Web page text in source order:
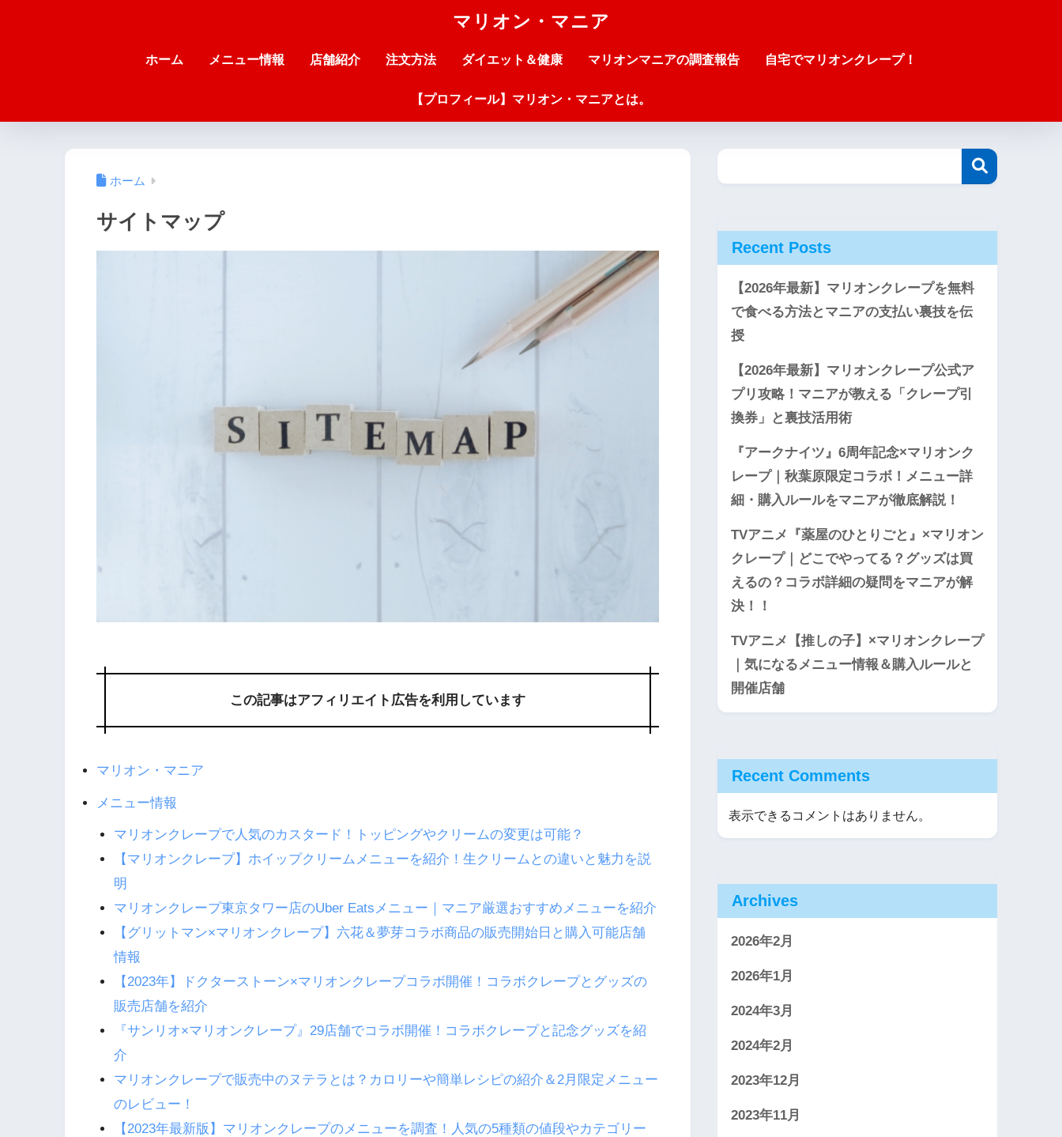
マリオン・マニア
ホーム メニュー情報 店舗紹介 注文方法 ダイエット＆健康 マリオンマニアの調査報告 自宅でマリオンクレープ！
【プロフィール】マリオン・マニアとは。
ホーム
サイトマップ
この記事はアフィリエイト広告を利用しています
マリオン・マニア
メニュー情報
マリオンクレープで人気のカスタード！トッピングやクリームの変更は可能？
【マリオンクレープ】ホイップクリームメニューを紹介！生クリームとの違いと魅力を説
明
マリオンクレープ東京タワー店のUber Eatsメニュー｜マニア厳選おすすめメニューを紹介
【グリットマン×マリオンクレープ】六花＆夢芽コラボ商品の販売開始日と購入可能店舗
情報
【2023年】ドクターストーン×マリオンクレープコラボ開催！コラボクレープとグッズの
販売店舗を紹介
『サンリオ×マリオンクレープ』29店舗でコラボ開催！コラボクレープと記念グッズを紹
介
マリオンクレープで販売中のヌテラとは？カロリーや簡単レシピの紹介＆2月限定メニュー
のレビュー！
【2023年最新版】マリオンクレープのメニューを調査！人気の5種類の値段やカテゴリー
Recent Posts
【2026年最新】マリオンクレープを無料
で食べる方法とマニアの支払い裏技を伝
授
【2026年最新】マリオンクレープ公式ア
プリ攻略！マニアが教える「クレープ引
換券」と裏技活用術
『アークナイツ』6周年記念×マリオンク
レープ｜秋葉原限定コラボ！メニュー詳
細・購入ルールをマニアが徹底解説！
TVアニメ『薬屋のひとりごと』×マリオン
クレープ｜どこでやってる？グッズは買
えるの？コラボ詳細の疑問をマニアが解
決！！
TVアニメ【推しの子】×マリオンクレープ
｜気になるメニュー情報＆購入ルールと
開催店舗
Recent Comments
表示できるコメントはありません。
Archives
2026年2月
2026年1月
2024年3月
2024年2月
2023年12月
2023年11月